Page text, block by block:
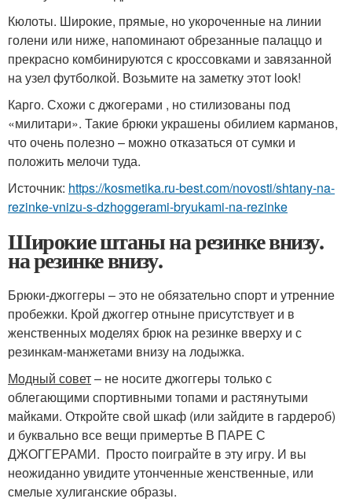
Кюлоты. Широкие, прямые, но укороченные на линии
голени или ниже, напоминают обрезанные палаццо и
прекрасно комбинируются с кроссовками и завязанной
на узел футболкой. Возьмите на заметку этот look!
Карго. Схожи с джогерами , но стилизованы под
«милитари». Такие брюки украшены обилием карманов,
что очень полезно – можно отказаться от сумки и
положить мелочи туда.
Источник: https://kosmetika.ru-best.com/novosti/shtany-na-
rezinke-vnizu-s-dzhoggerami-bryukami-na-rezinke
Широкие штаны на резинке внизу.
на резинке внизу.
Брюки-джоггеры – это не обязательно спорт и утренние
пробежки. Крой джоггер отныне присутствует и в
женственных моделях брюк на резинке вверху и с
резинкам-манжетами внизу на лодыжка.
Модный совет– не носите джоггеры только с
облегающими спортивными топами и растянутыми
майками. Откройте свой шкаф (или зайдите в гардероб)
и буквально все вещи примертье В ПАРЕ С
ДЖОГГЕРАМИ. Просто поиграйте в эту игру. И вы
неожиданно увидите утонченные женственные, или
смелые хулиганские образы.